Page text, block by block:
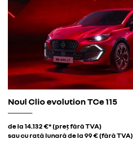
Noul Clio evolution TCe 115
de la 14.132 €* (preț fără TVA)
sau cu rată lunară de la 99 € (fără TVA)